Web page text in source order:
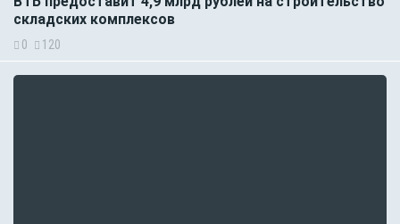
складских комплексов
0 120